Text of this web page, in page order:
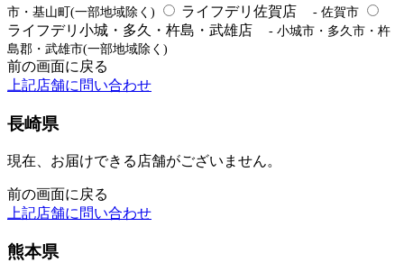
市・基山町(一部地域除く)
ライフデリ佐賀店 - 佐賀市
ライフデリ小城・多久・杵島・武雄店
- 小城市・多久市・杵
島郡・武雄市(一部地域除く)
前の画面に戻る
上記店舗に問い合わせ
長崎県
現在、お届けできる店舗がございません。
前の画面に戻る
上記店舗に問い合わせ
熊本県